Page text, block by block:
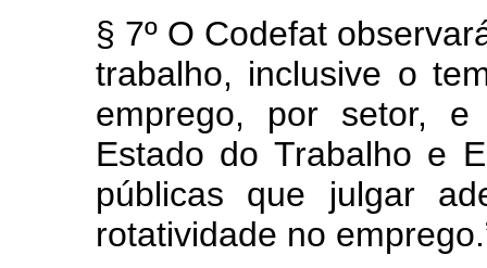
§ 7º O Codefat
trabalho, inclusive o
emprego, por setor,
Estado do Trabalho e
públicas que julgar
rotatividade no